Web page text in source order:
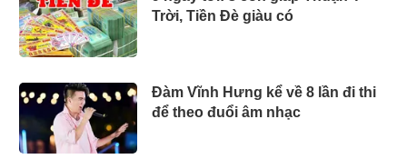
Trời, Tiền Đè giàu có
Đàm Vĩnh Hưng kể về 8 lần đi thi
để theo đuổi âm nhạc